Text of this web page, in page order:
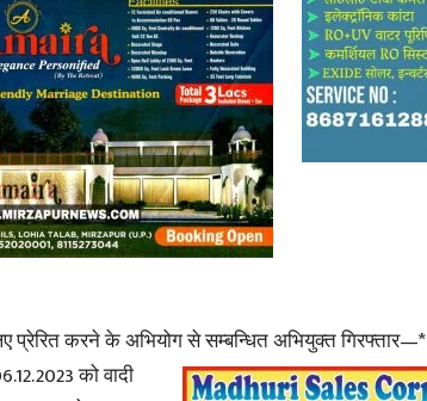
प्रेरित करने के अभियोग से सम्बन्धित अभियुक्त गिरफ्तार—*
को वादी